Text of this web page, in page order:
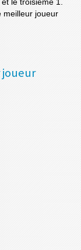
le troisième 1.
meilleur joueur
joueur